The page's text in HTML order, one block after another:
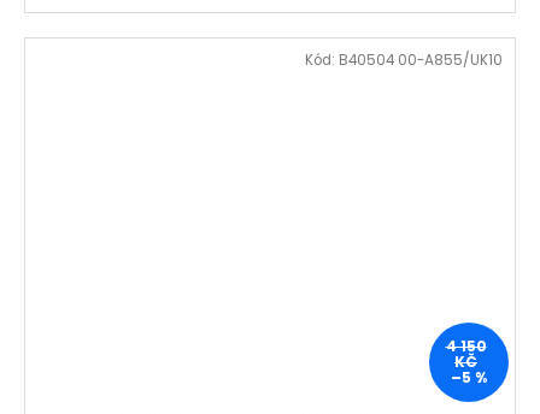
4 150
KČ
–5 %
Kód: B40504 00-A855/UK10